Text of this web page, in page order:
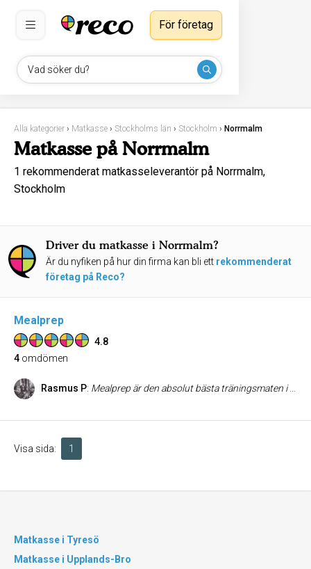
Vad söker du?
För företag
Alla kategorier › Matkasse › Stockholms län › Stockholm › Norrmalm
Matkasse på Norrmalm
1 rekommenderat matkasseleverantör på Norrmalm,
Stockholm
Driver du matkasse i Norrmalm?
Är du nyfiken på hur din firma kan bli ett rekommenderat
företag på Reco?
Mealprep
4.8
4 omdömen
Rasmus P: Mealprep är den absolut bästa träningsmaten i Sthlm! Alltid nöjd när jag går därifrån.
Visa sida: 1
Matkasse i Tyresö
Matkasse i Upplands-Bro